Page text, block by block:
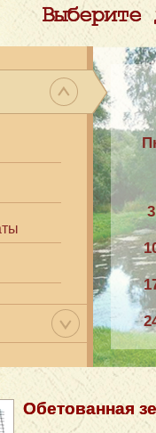
Выберите
3
Обетованная